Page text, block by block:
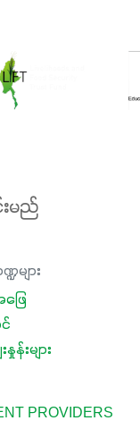
းမည်
များ
ြေ
န်းများ
PROVIDERS